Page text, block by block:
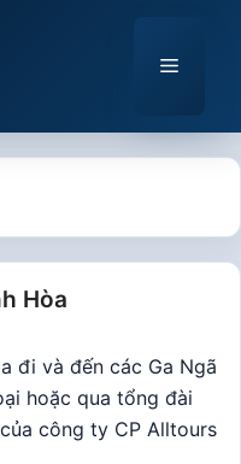
Menu
Hòa
đi và đến các Ga Ngã
hoặc qua tổng đài
công ty CP Alltours